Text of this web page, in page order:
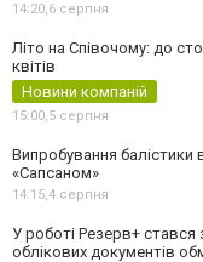
14:20,6 серпня
Літо на Співочому: до
квітів
Новини компаній
15:00,5 серпня
Випробування балістики
«Сапсаном»
14:15,4 серпня
У роботі Резерв+ стався
облікових документів